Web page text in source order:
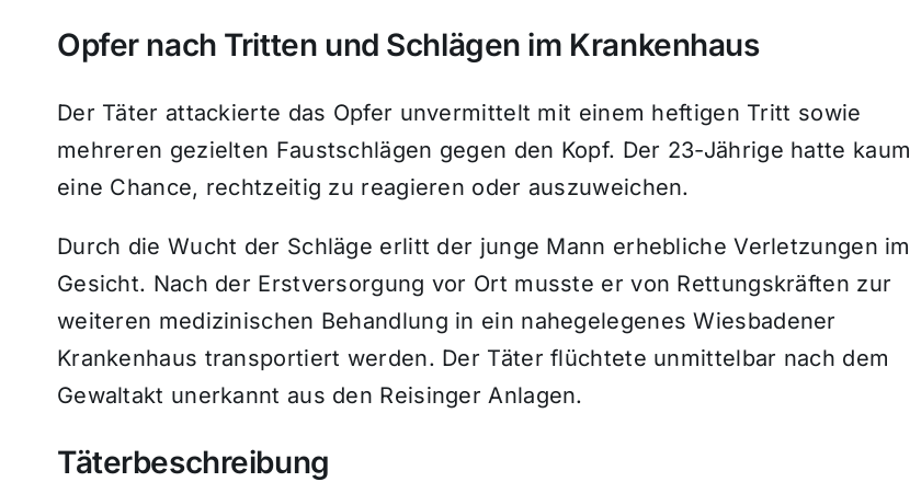
Opfer nach Tritten und Schlägen im Krankenhaus
Der Täter attackierte das Opfer unvermittelt mit einem heftigen Tritt sowie
mehreren gezielten Faustschlägen gegen den Kopf. Der 23-Jährige hatte kaum
eine Chance, rechtzeitig zu reagieren oder auszuweichen.
Durch die Wucht der Schläge erlitt der junge Mann erhebliche Verletzungen im
Gesicht. Nach der Erstversorgung vor Ort musste er von Rettungskräften zur
weiteren medizinischen Behandlung in ein nahegelegenes Wiesbadener
Krankenhaus transportiert werden. Der Täter flüchtete unmittelbar nach dem
Gewaltakt unerkannt aus den Reisinger Anlagen.
Täterbeschreibung